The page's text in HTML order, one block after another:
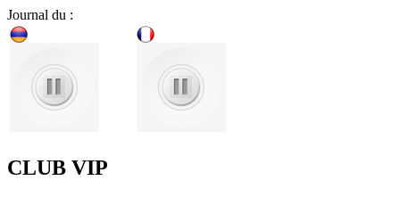
Journal du :
CLUB VIP